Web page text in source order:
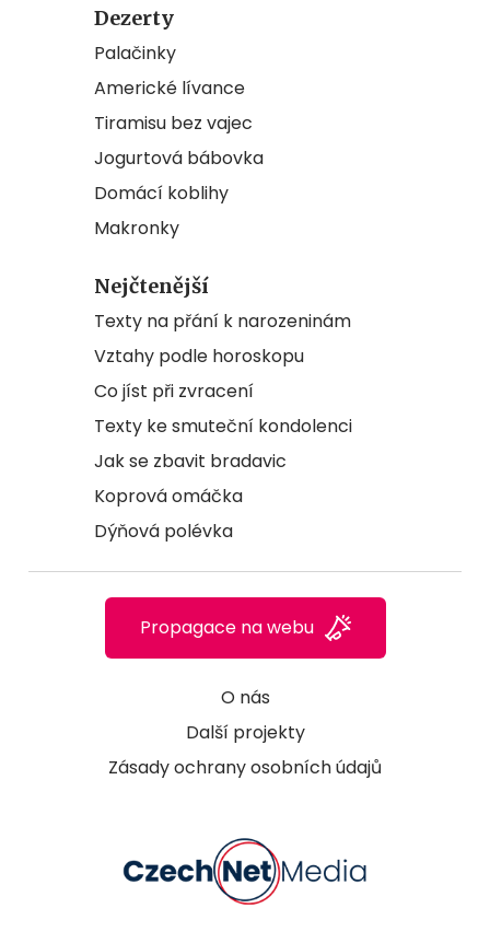
Dezerty
Palačinky
Americké lívance
Tiramisu bez vajec
Jogurtová bábovka
Domácí koblihy
Makronky
Nejčtenější
Texty na přání k narozeninám
Vztahy podle horoskopu
Co jíst při zvracení
Texty ke smuteční kondolenci
Jak se zbavit bradavic
Koprová omáčka
Dýňová polévka
O nás
Další projekty
Zásady ochrany osobních údajů
Propagace na webu